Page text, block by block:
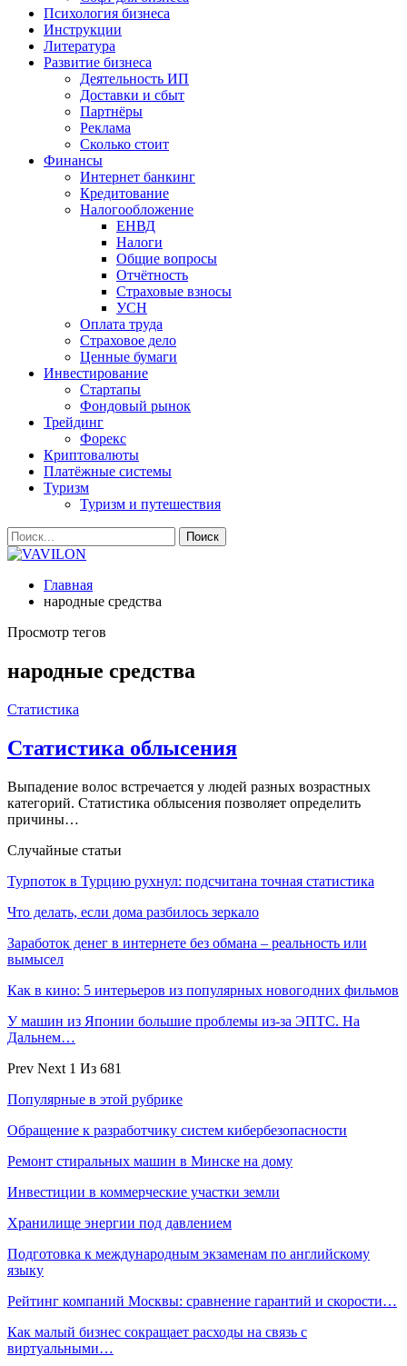
Психология бизнеса
Инструкции
Литература
Развитие бизнеса
Деятельность ИП
Доставки и сбыт
Партнёры
Реклама
Сколько стоит
Финансы
Интернет банкинг
Кредитование
Налогообложение
ЕНВД
Налоги
Общие вопросы
Отчётность
Страховые взносы
УСН
Оплата труда
Страховое дело
Ценные бумаги
Инвестирование
Стартапы
Фондовый рынок
Трейдинг
Форекс
Криптовалюты
Платёжные системы
Туризм
Туризм и путешествия
Главная
народные средства
Просмотр тегов
народные средства
Статистика
Статистика облысения
Выпадение волос встречается у людей разных возрастных
категорий. Статистика облысения позволяет определить
причины…
Случайные статьи
Турпоток в Турцию рухнул: подсчитана точная статистика
Что делать, если дома разбилось зеркало
Заработок денег в интернете без обмана – реальность или
вымысел
Как в кино: 5 интерьеров из популярных новогодних фильмов
У машин из Японии большие проблемы из-за ЭПТС. На
Дальнем…
Prev Next 1 Из 681
Популярные в этой рубрике
Обращение к разработчику систем кибербезопасности
Ремонт стиральных машин в Минске на дому
Инвестиции в коммерческие участки земли
Хранилище энергии под давлением
Подготовка к международным экзаменам по английскому
языку
Рейтинг компаний Москвы: сравнение гарантий и скорости…
Как малый бизнес сокращает расходы на связь с
виртуальными…